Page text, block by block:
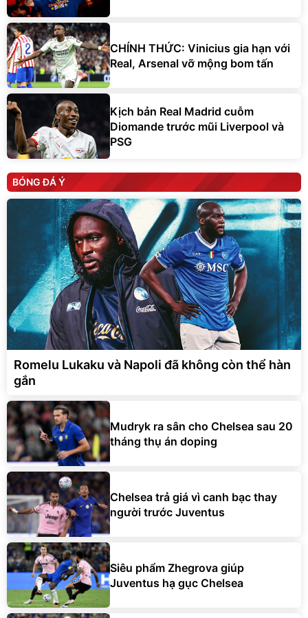
CHÍNH THỨC: Vinicius gia hạn với
Real, Arsenal vỡ mộng bom tấn
Kịch bản Real Madrid cuỗm
Diomande trước mũi Liverpool và
PSG
BÓNG ĐÁ Ý
Romelu Lukaku và Napoli đã không còn thể hàn
gắn
Mudryk ra sân cho Chelsea sau 20
tháng thụ án doping
Chelsea trả giá vì canh bạc thay
người trước Juventus
Siêu phẩm Zhegrova giúp
Juventus hạ gục Chelsea